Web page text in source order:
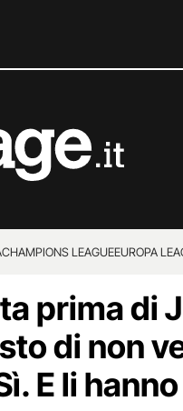
CHAMPIONS LEAGUEEUROPA
prima di
di non
E li